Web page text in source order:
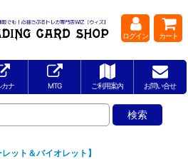
ログイン カート
カナ MTG ご利用案内 お問い合せ
ット＆バイオレット】